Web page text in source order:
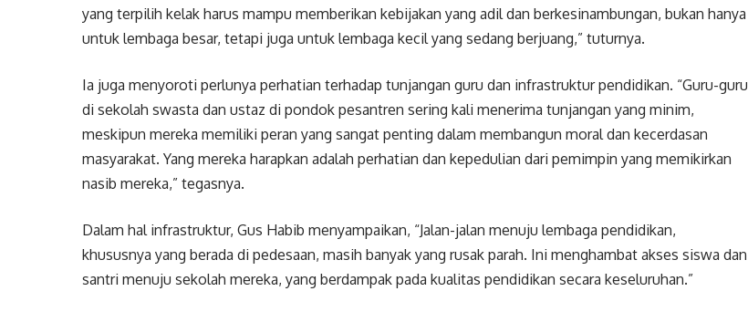
yang terpilih kelak harus mampu memberikan kebijakan yang adil dan berkesinambungan, bukan hanya
untuk lembaga besar, tetapi juga untuk lembaga kecil yang sedang berjuang,” tuturnya.
Ia juga menyoroti perlunya perhatian terhadap tunjangan guru dan infrastruktur pendidikan. “Guru-guru
di sekolah swasta dan ustaz di pondok pesantren sering kali menerima tunjangan yang minim,
meskipun mereka memiliki peran yang sangat penting dalam membangun moral dan kecerdasan
masyarakat. Yang mereka harapkan adalah perhatian dan kepedulian dari pemimpin yang memikirkan
nasib mereka,” tegasnya.
Dalam hal infrastruktur, Gus Habib menyampaikan, “Jalan-jalan menuju lembaga pendidikan,
khususnya yang berada di pedesaan, masih banyak yang rusak parah. Ini menghambat akses siswa dan
santri menuju sekolah mereka, yang berdampak pada kualitas pendidikan secara keseluruhan.”